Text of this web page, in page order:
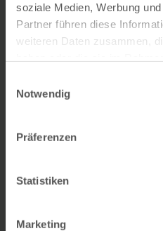
soziale Medien, Werbung
Partner führen diese
weiteren Daten zusammen,
Notwendig
Präferenzen
Statistiken
Marketing